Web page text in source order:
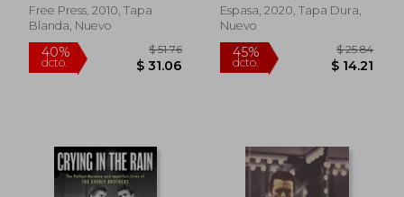
45%
dcto. $ 25.58 dcto. $
Free Press, 2010, Tapa
Blanda, Nuevo
Espasa, 2020, Tapa Dura,
Nuevo